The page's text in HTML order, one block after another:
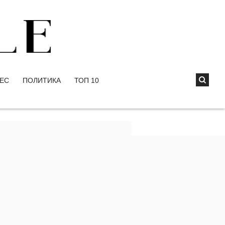
ПОЛИТИКА ТОП 10